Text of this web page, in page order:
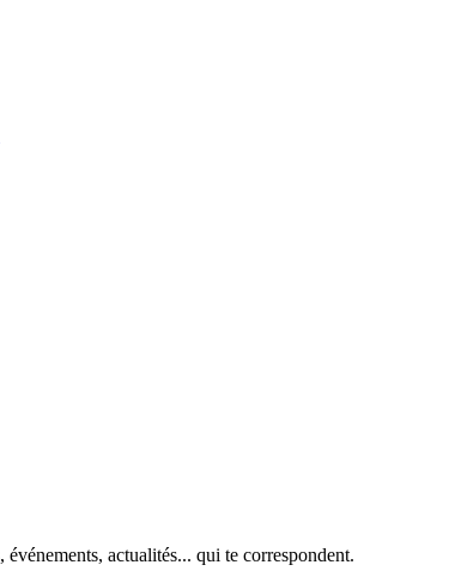
actualités... qui te correspondent.